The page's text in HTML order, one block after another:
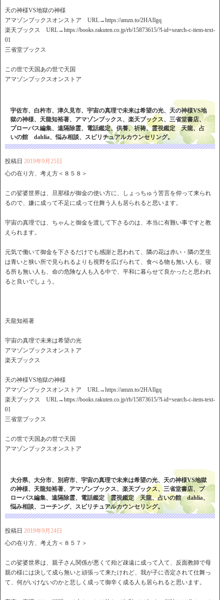
天の神様VS地獄の神様
アマゾンブックスオンストア URL→https://amzn.to/2HAIlgq
楽天ブックス URL→https://books.rakuten.co.jp/rb/15873615/?l-id=search-c-item-text-
01
三省堂ブックス
この世で天国あの世で天国
アマゾンブックスオンストア
宇佐市、白杵市、津久見市、宇宙の真理で未来は希望の光、天の神様VS地
獄の神様、天龍知裕著、アマゾンブックス、楽天ブックス、三省堂書店、
プローパス編集、遠隔除霊、電話鑑定、供養、祈祷、霊視鑑定 天龍、占
いの館 dahlia、悩み相談、スピリチュアルカウンセリング。
投稿日 2019年9月25日
心の在り方、考え方＜８５８＞
この娑婆世界は、旦那様が御金の使い方に、しょっちゅう苦言を仰って来られ
るので、嫌に成って不足に成って仕舞う人も居られると思います。
宇宙の真理では、ちゃんと御金を渡して下さるのは、本当に有難い事ですと教
えられます。
元気で働いて御金を下さるだけでも感謝と思われて、隣の花は赤い・隣の芝生
は青いと狭い所で見られるよりも視野を広げられて、食べる物も無い人も、寝
る所も無い人も、命の危険な人も入る中で、平和に暮らせて良かったと思われ
ると良いでしょう。
天龍知裕著
宇宙の真理で未来は希望の光
アマゾンブックスオンストア
楽天ブックス
天の神様VS地獄の神様
アマゾンブックスオンストア URL→https://amzn.to/2HAIlgq
楽天ブックス URL→https://books.rakuten.co.jp/rb/15873615/?l-id=search-c-item-text-
01
三省堂ブックス
この世で天国あの世で天国
アマゾンブックスオンストア
大分県、大分市、別府市、宇宙の真理で未来は希望の光、天の神様VS地獄
の神様、天龍知裕著、アマゾンブックス、楽天ブックス、三省堂書店、プ
ローパス編集、遠隔除霊、電話鑑定 霊視鑑定 天龍、占いの館 dahlia、
悩み相談、コーチング、スピリチュアルカウンセリング。
投稿日 2019年9月24日
心の在り方、考え方＜８５７＞
この娑婆世界は、親子さん関係が悪くて殆ど疎遠に成って入て、反面教師で母
親の様には決して成ら無いと頑張って来たけれど、我が子に否定されて仕舞っ
て、何がいけないのかと悲しく成って御辛く成る人も居られると思います。